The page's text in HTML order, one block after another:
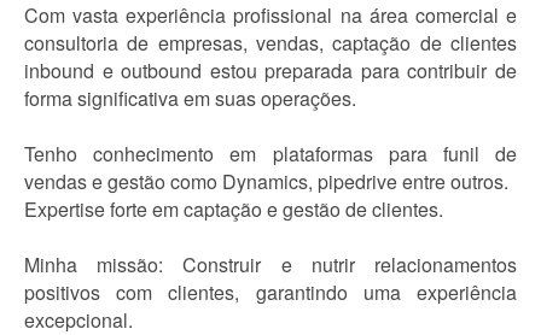
Com vasta experiência profissional na área comercial e
consultoria de empresas, vendas, captação de clientes
inbound e outbound estou preparada para contribuir de
forma significativa em suas operações.
Tenho conhecimento em plataformas para funil de
vendas e gestão como Dynamics, pipedrive entre outros.
Expertise forte em captação e gestão de clientes.
Minha missão: Construir e nutrir relacionamentos
positivos com clientes, garantindo uma experiência
excepcional.